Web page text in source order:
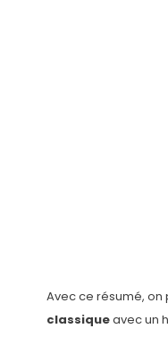
Avec ce résumé, on
classiqueavec un